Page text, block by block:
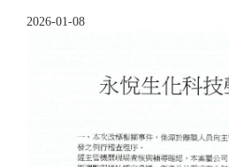
2026-01-08